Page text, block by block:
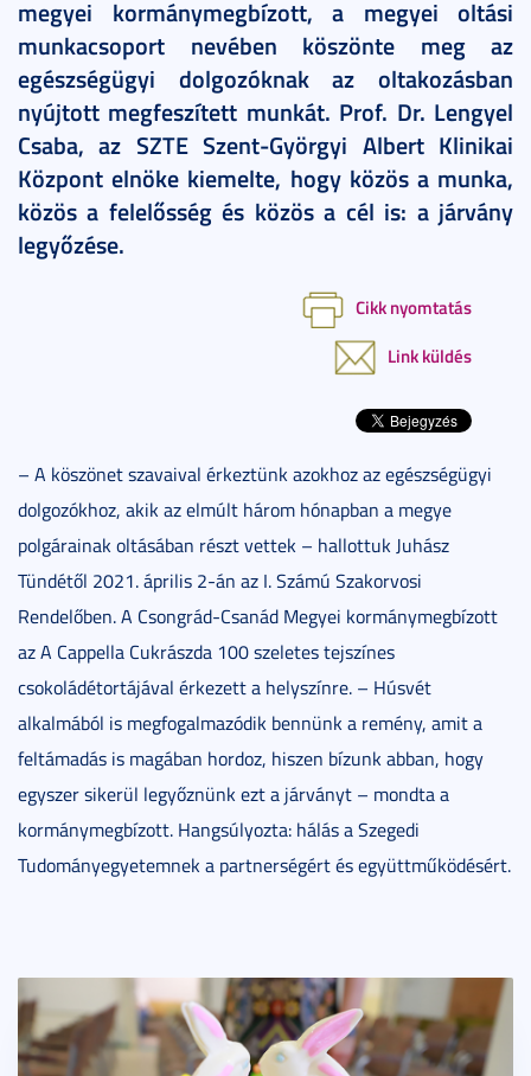
megyei kormánymegbízott, a megyei oltási
munkacsoport nevében köszönte meg az
egészségügyi dolgozóknak az oltakozásban
nyújtott megfeszített munkát. Prof. Dr. Lengyel
Csaba, az SZTE Szent-Györgyi Albert Klinikai
Központ elnöke kiemelte, hogy közös a munka,
közös a felelősség és közös a cél is: a járvány
legyőzése.
Cikk nyomtatás
Link küldés
– A köszönet szavaival érkeztünk azokhoz az egészségügyi
dolgozókhoz, akik az elmúlt három hónapban a megye
polgárainak oltásában részt vettek – hallottuk Juhász
Tündétől 2021. április 2-án az I. Számú Szakorvosi
Rendelőben. A Csongrád-Csanád Megyei kormánymegbízott
az A Cappella Cukrászda 100 szeletes tejszínes
csokoládétortájával érkezett a helyszínre. – Húsvét
alkalmából is megfogalmazódik bennünk a remény, amit a
feltámadás is magában hordoz, hiszen bízunk abban, hogy
egyszer sikerül legyőznünk ezt a járványt – mondta a
kormánymegbízott. Hangsúlyozta: hálás a Szegedi
Tudományegyetemnek a partnerségért és együttműködésért.